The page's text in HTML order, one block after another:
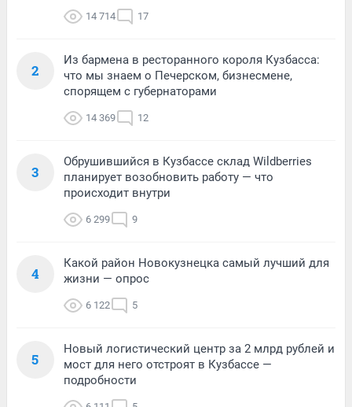
14 714 17
2
Из бармена в ресторанного короля Кузбасса:
что мы знаем о Печерском, бизнесмене,
спорящем с губернаторами
14 369 12
3
Обрушившийся в Кузбассе склад Wildberries
планирует возобновить работу — что
происходит внутри
6 299 9
4
Какой район Новокузнецка самый лучший для
жизни — опрос
6 122 5
5
Новый логистический центр за 2 млрд рублей и
мост для него отстроят в Кузбассе —
подробности